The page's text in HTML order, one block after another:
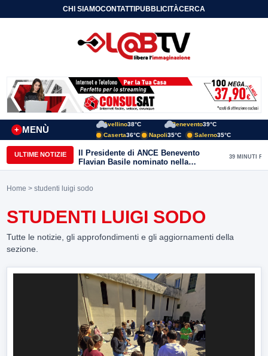
CHI SIAMOCONTATTIPUBBLICITÀCERCA
MENÙ
+
Avellino38°C Benevento39°C
Caserta36°C Napoli35°C Salerno35°C
ULTIME NOTIZIE
Il Presidente di ANCE Benevento
Flavian Basile nominato nella
Commissione Tecnica
Confindustria Nazionale
39 MINUTI FA
Home > studenti luigi sodo
STUDENTI LUIGI SODO
Tutte le notizie, gli approfondimenti e gli aggiornamenti della
sezione.